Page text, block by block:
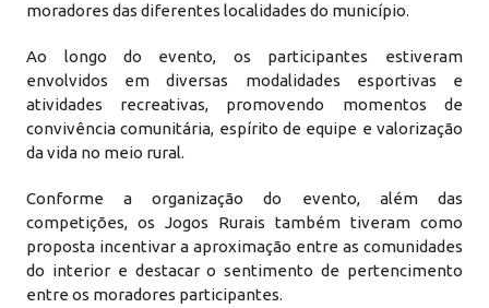
moradores das diferentes localidades do município.
Ao longo do evento, os participantes estiveram
envolvidos em diversas modalidades esportivas e
atividades recreativas, promovendo momentos de
convivência comunitária, espírito de equipe e valorização
da vida no meio rural.
Conforme a organização do evento, além das
competições, os Jogos Rurais também tiveram como
proposta incentivar a aproximação entre as comunidades
do interior e destacar o sentimento de pertencimento
entre os moradores participantes.